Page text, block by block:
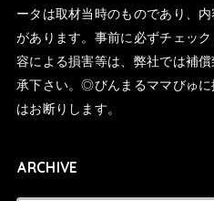
ータは取材当時のものであり、
があります。事前に必ずチェッ
容による損害等は、弊社では補
承下さい。◎びんまるママびゅ
はお断りします。
ARCHIVE